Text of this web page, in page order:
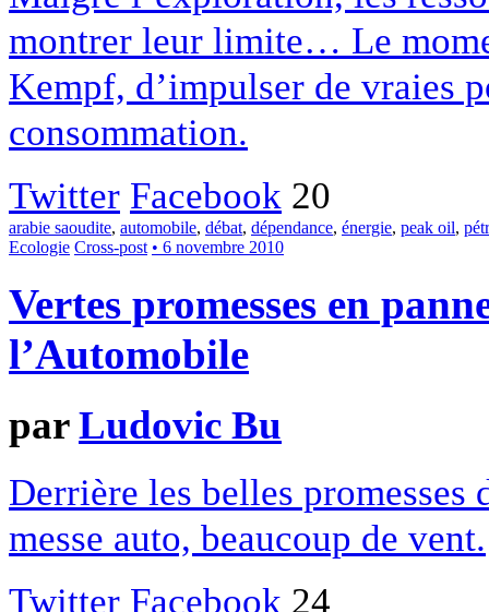
montrer leur limite… Le
Kempf, d’impulser de vraies
consommation.
Twitter Facebook 20
arabie saoudite, automobile, débat, dépendance, énergie, peak oil,
Ecologie Cross-post • 6 novembre 2010
Vertes promesses en
l’Automobile
parLudovic Bu
Derrière les belles
messe auto, beaucoup de vent.
Twitter Facebook 24